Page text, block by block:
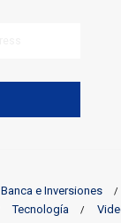
Banca e Inversiones
Tecnología